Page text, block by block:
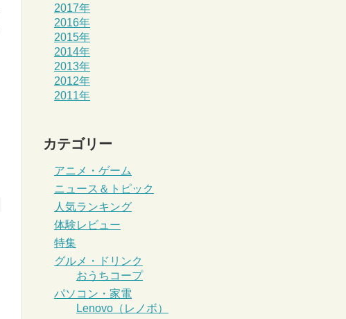
2017年
2016年
2015年
2014年
2013年
2012年
2011年
カテゴリー
アニメ・ゲーム
ニュース＆トピック
人気ランキング
体験レビュー
特集
グルメ・ドリンク
おうちコープ
パソコン・家電
Lenovo（レノボ）